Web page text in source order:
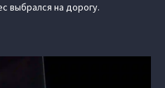
выбрался на дорогу.